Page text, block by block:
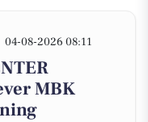
04-08-2026 08:11
MBK